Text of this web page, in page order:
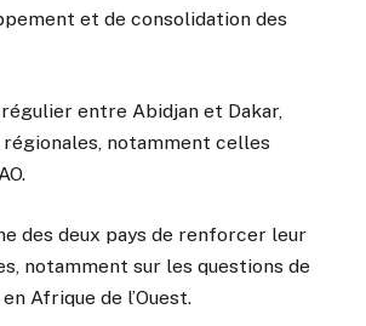
et de consolidation des
entre Abidjan et Dakar,
notamment celles
des deux pays de renforcer leur
notamment sur les questions de
Afrique de l’Ouest.